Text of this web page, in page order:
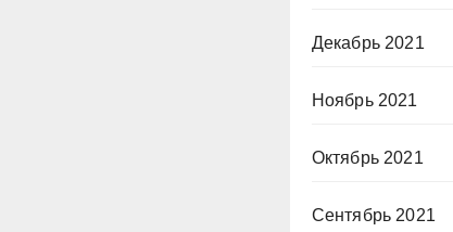
Декабрь 2021
Ноябрь 2021
Октябрь 2021
Сентябрь 2021